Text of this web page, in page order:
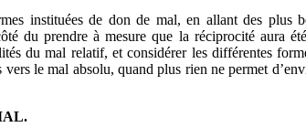
instituées de don de mal, en allant des plus
du prendre à mesure que la réciprocité aura
du mal relatif, et considérer les différentes
le mal absolu, quand plus rien ne permet